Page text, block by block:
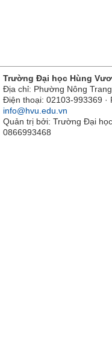
Trường Đại học Hùng
Địa chỉ: Phường Nông
Điện thoại: 02103-993369 ·
info@hvu.edu.vn
Quản trị bởi: Trường Đại
0866993468